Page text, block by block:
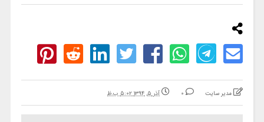
مدیر سایت 0 آذر ۵, ۱۳۹۴ ۵:۰۲ ب.ظ